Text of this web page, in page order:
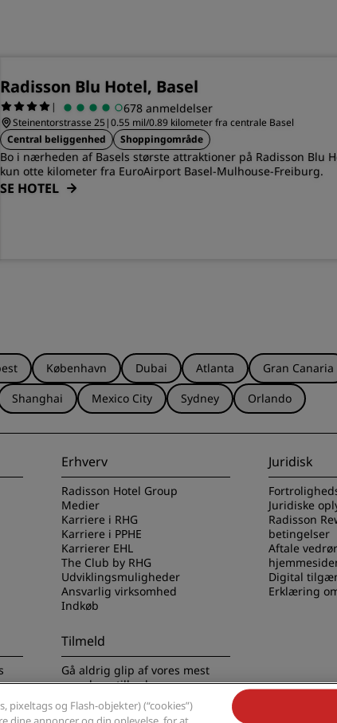
Radisson Blu Hotel, Basel
| 678 anmeldelser
Steinentorstrasse 25 |0.55 mil/0.89 kilometer fra centrale Basel
Central beliggenhed
Shoppingområde
Bo i nærheden af Basels største attraktioner på Radisson Blu
kun otte kilometer fra EuroAirport Basel-Mulhouse-Freiburg.
SE HOTEL
København Dubai Atlanta Gran Canaria
Shanghai Mexico City Sydney Orlando
Erhverv
Radisson Hotel Group
Medier
Karriere i RHG
Karriere i PPHE
Karrierer EHL
The Club by RHG
Udviklingsmuligheder
Ansvarlig virksomhed
Indkøb
Juridisk
Juridiske
Radisson
betingelser
Aftale
Digital
Erklæring
Tilmeld
Gå aldrig glip af vores mest
populære tilbud
og Flash-objekter) (“cookies”)